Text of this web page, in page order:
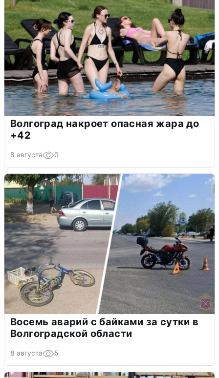
Волгоград накроет опасная жара до
+42
8 августа 0
Восемь аварий с байками за сутки в
Волгоградской области
8 августа 5